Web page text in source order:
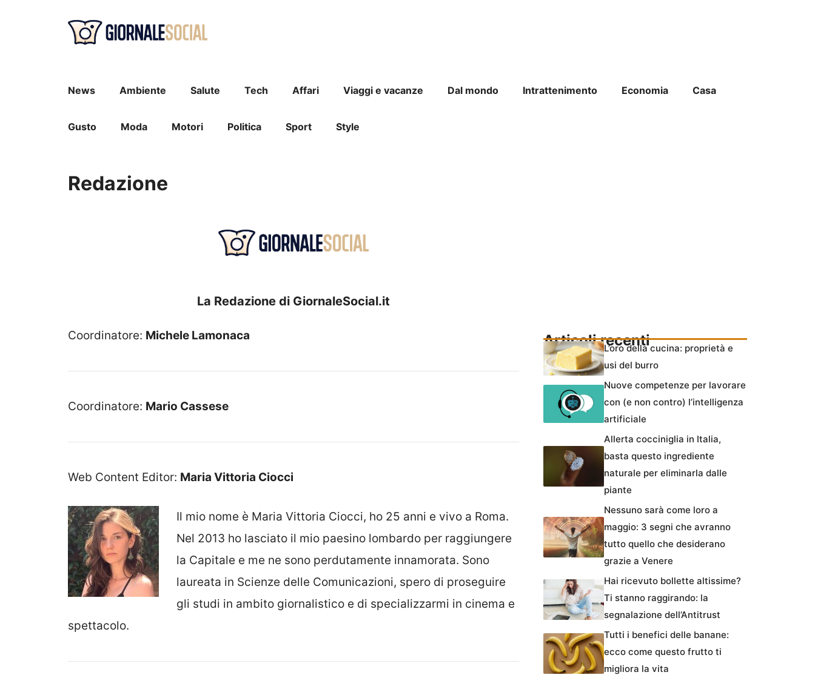
News Ambiente Salute Tech Affari Viaggi e vacanze Dal mondo Intrattenimento Economia Casa
Gusto Moda Motori Politica Sport Style
Redazione
La Redazione di GiornaleSocial.it
Coordinatore: Michele Lamonaca
Coordinatore: Mario Cassese
Web Content Editor: Maria Vittoria Ciocci
Il mio nome è Maria Vittoria Ciocci, ho 25 anni e vivo a Roma.
Nel 2013 ho lasciato il mio paesino lombardo per raggiungere
la Capitale e me ne sono perdutamente innamorata. Sono
laureata in Scienze delle Comunicazioni, spero di proseguire
gli studi in ambito giornalistico e di specializzarmi in cinema e
spettacolo.
Articoli recentiL’oro della cucina: proprietà e
usi del burro
Nuove competenze per lavorare
con (e non contro) l’intelligenza
artificiale
Allerta cocciniglia in Italia,
basta questo ingrediente
naturale per eliminarla dalle
piante
Nessuno sarà come loro a
maggio: 3 segni che avranno
tutto quello che desiderano
grazie a Venere
Hai ricevuto bollette altissime?
Ti stanno raggirando: la
segnalazione dell’Antitrust
Tutti i benefici delle banane:
ecco come questo frutto ti
migliora la vita